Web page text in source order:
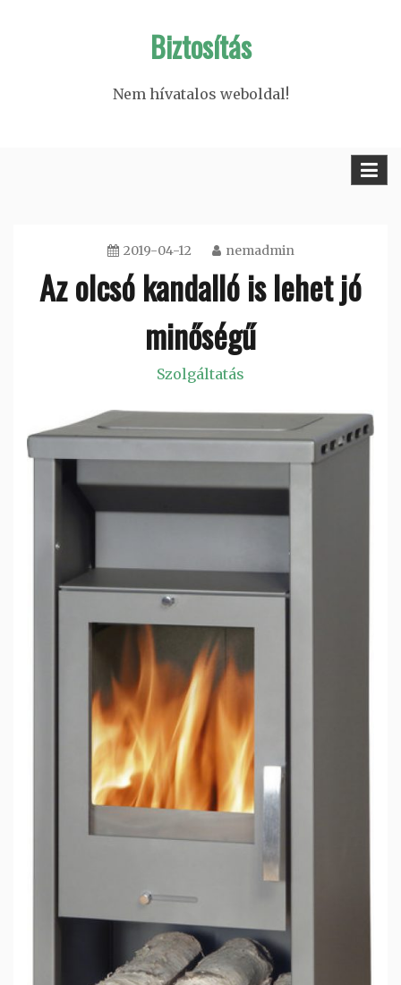
Biztosítás
Nem hívatalos weboldal!
2019-04-12 nemadmin
Az olcsó kandalló is lehet jó
minőségű
Szolgáltatás